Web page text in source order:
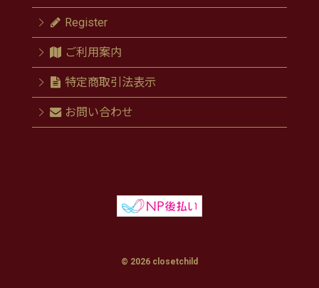
Register
ご利用案内
特定商取引法表示
お問い合わせ
© 2026 closetchild